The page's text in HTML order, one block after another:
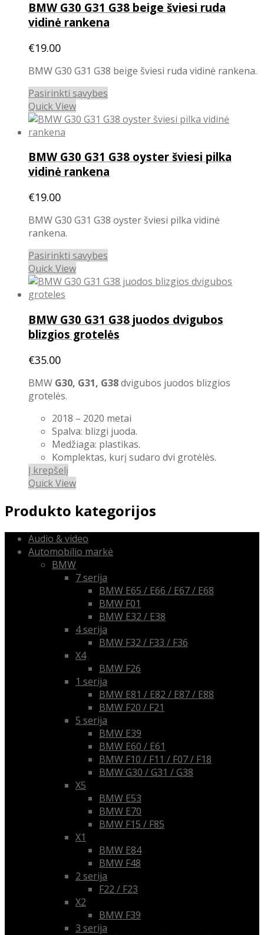
The
options
on
the
product
BMW G30 G31 G38 beige šviesi ruda
vidinė rankena
€19.00
BMW G30 G31 G38 beige šviesi ruda vidinė rankena.
Pasirinkti savybes
has
The
options
on
product
page
Quick View
BMW G30 G31 G38 oyster šviesi pilka
vidinė rankena
€19.00
BMW G30 G31 G38 oyster šviesi pilka vidinė
rankena.
Pasirinkti savybes
has
The
options
on
page
Quick View
BMW G30 G31 G38 juodos dvigubos
blizgios grotelės
€35.00
BMW G30, G31, G38dvigubos juodos blizgios
grotelės.
2018 – 2020 metai
Spalva: blizgi juoda.
Medžiaga: plastikas.
Komplektas, kurį sudaro dvi grotėlės.
Į krepšelį
Quick View
Produkto kategorijos
Audio & video
Automobilio markė
BMW
7 serija
BMW E65 / E66 / E67 / E68
BMW F01
BMW E32 / E38
4 serija
BMW F32 / F33 / F36
X4
BMW F26
1 serija
BMW E81 / E82 / E87 / E88
BMW F20 / F21
5 serija
BMW E39
BMW E60 / E61
BMW F10 / F11 / F07 / F18
BMW G30 / G31 / G38
X5
BMW E53
BMW E70
BMW F15 / F85
X1
BMW E84
BMW F48
2 serija
F22 / F23
X2
BMW F39
3 serija